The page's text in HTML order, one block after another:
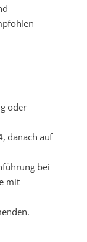
oder
danach auf
bei
mit